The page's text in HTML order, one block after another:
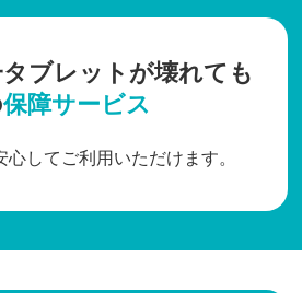
ブレットが壊れても
保障サービス
してご利用いただけます。